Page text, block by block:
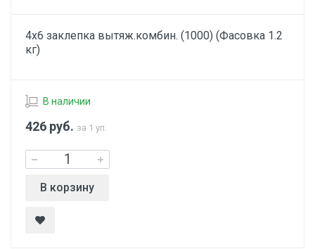
4х6 заклепка вытяж.комбин. (1000) (Фасовка 1.2
кг)
В наличии
426 руб. за 1 уп.
В корзину